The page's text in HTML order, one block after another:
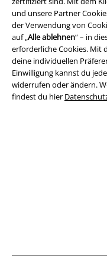
und unsere Partner
der Verwendung von
auf „Alle ablehnen“ – in
erforderliche Cookies. Mit
deine individuellen
Einwilligung kannst du
widerrufen oder ändern.
findest du hier
Rechtliches
AGB
Impressum